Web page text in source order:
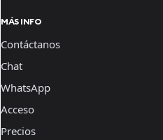
MÁS INFO
Contáctanos
Chat
WhatsApp
Acceso
Precios